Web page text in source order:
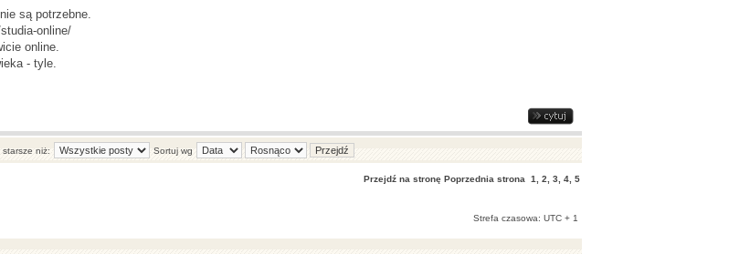
są potrzebne.
online/
online.
- tyle.
starsze niż: Sortuj wg
Przejdź na stronę Poprzednia strona 1 2 3 4 5
Strefa czasowa: UTC + 1